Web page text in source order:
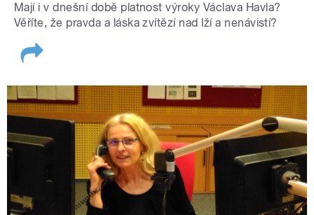
Mají i v dnešní době platnost výroky Václava Havla?
Věříte, že pravda a láska zvítězí nad lží a nenávistí?